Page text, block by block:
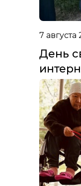
7 августа
День